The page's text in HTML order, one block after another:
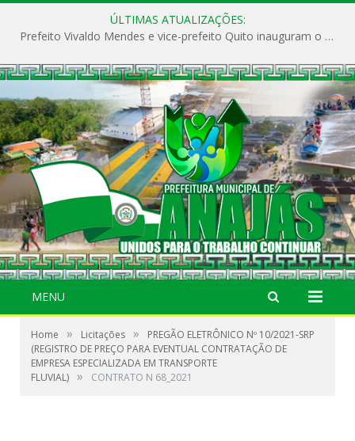
ÚLTIMAS ATUALIZAÇÕES:
Prefeito Vivaldo Mendes e vice-prefeito Quito inauguram o CAPS e fortalecem a saúde pública em Anajás.
MENU
Home » Licitações »
PREGÃO ELETRÔNICO Nº 10/2021-SRP
(REGISTRO DE PREÇO PARA EVENTUAL CONTRATAÇÃO DE
EMPRESA ESPECIALIZADA EM TRANSPORTE
FLUVIAL) » CONTRATO N 68_2021